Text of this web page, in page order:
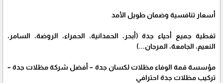
أسعار تنافسية وضمان طويل الأمد
تغطية جميع أحياء جدة (أبحر، الحمدانية، الحمراء، الروضة، السامر،
النعيم، الجامعة، المرجان...)
مؤسسة قمة الوفاء مظلات لكسان جدة – أفضل شركة مظلات جدة –
تركيب مظلات جدة احترافي